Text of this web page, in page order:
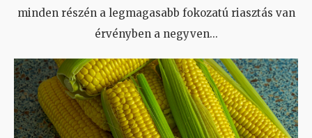
minden részén a legmagasabb fokozatú riasztás van
érvényben a negyven...